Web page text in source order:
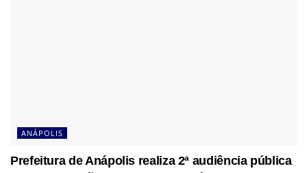
ANÁPOLIS
Prefeitura de Anápolis realiza 2ª audiência pública